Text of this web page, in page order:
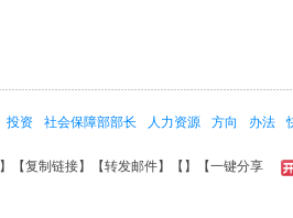
投资 社会保障部部长 人力资源 方向 办法
】【复制链接】【转发邮件】【 】 【一键分享